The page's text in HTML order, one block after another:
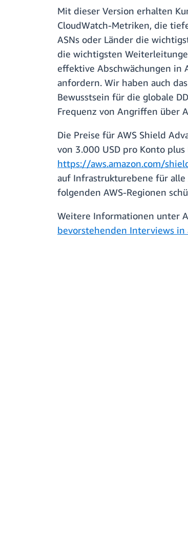
Mit dieser Version erhalten
CloudWatch-Metriken, die
ASNs oder Länder die
die wichtigsten
effektive Abschwächungen in
anfordern. Wir haben auch
Bewusstsein für die globale
Frequenz von Angriffen über
Die Preise für AWS Shield
von 3.000 USD pro Konto
https://aws.amazon.com/
auf Infrastrukturebene für alle
folgenden AWS-Regionen
Weitere Informationen unter
bevorstehenden Interviews in